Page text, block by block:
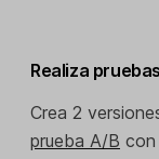
Realiza
Crea 2
prueba A/B con